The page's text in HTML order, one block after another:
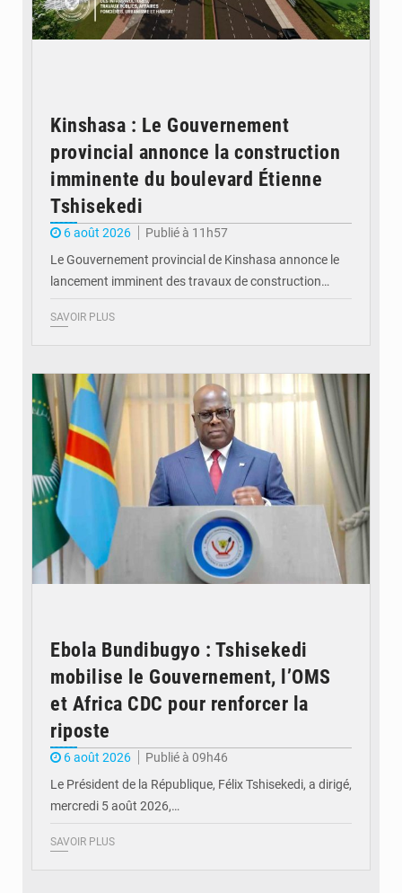
Kinshasa : Le Gouvernement
provincial annonce la construction
imminente du boulevard Étienne
Tshisekedi
6 août 2026
Publié à 11h57
Le Gouvernement provincial de Kinshasa annonce le
lancement imminent des travaux de construction…
SAVOIR PLUS
Ebola Bundibugyo : Tshisekedi
mobilise le Gouvernement, l’OMS
et Africa CDC pour renforcer la
riposte
6 août 2026
Publié à 09h46
Le Président de la République, Félix Tshisekedi, a dirigé,
mercredi 5 août 2026,…
SAVOIR PLUS